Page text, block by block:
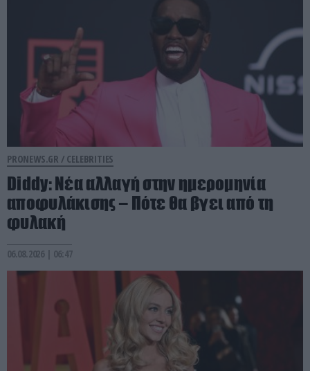
PRONEWS.GR / CELEBRITIES
Diddy: Νέα αλλαγή στην ημερομηνία
αποφυλάκισης – Πότε θα βγει από τη
φυλακή
06.08.2026 | 06:47